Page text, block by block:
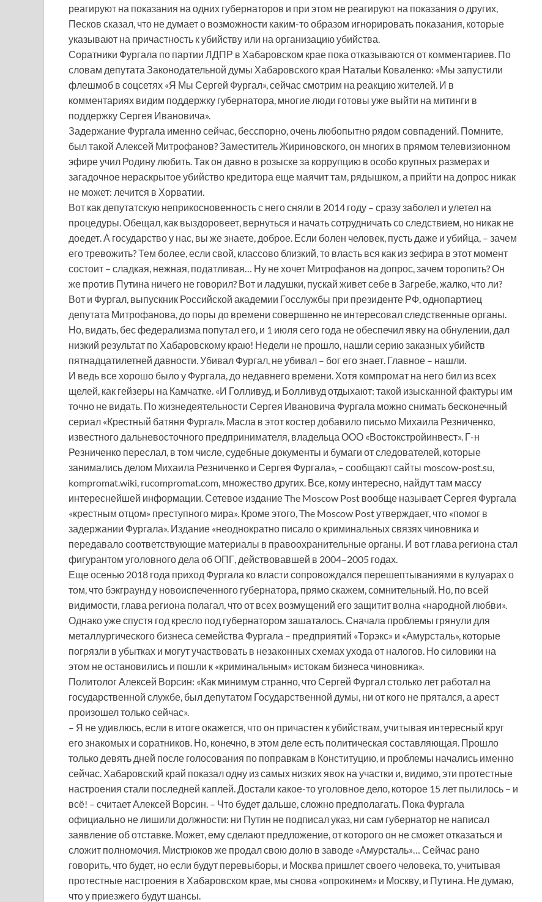
реагируют на показания на одних губернаторов и при этом не реагируют на показания о других,
Песков сказал, что не думает о возможности каким-то образом игнорировать показания, которые
указывают на причастность к убийству или на организацию убийства.
Соратники Фургала по партии ЛДПР в Хабаровском крае пока отказываются от комментариев. По
словам депутата Законодательной думы Хабаровского края Натальи Коваленко: «Мы запустили
флешмоб в соцсетях «Я Мы Сергей Фургал», сейчас смотрим на реакцию жителей. И в
комментариях видим поддержку губернатора, многие люди готовы уже выйти на митинги в
поддержку Сергея Ивановича».
Задержание Фургала именно сейчас, бесспорно, очень любопытно рядом совпадений. Помните,
был такой Алексей Митрофанов? Заместитель Жириновского, он многих в прямом телевизионном
эфире учил Родину любить. Так он давно в розыске за коррупцию в особо крупных размерах и
загадочное нераскрытое убийство кредитора еще маячит там, рядышком, а прийти на допрос никак
не может: лечится в Хорватии.
Вот как депутатскую неприкосновенность с него сняли в 2014 году – сразу заболел и улетел на
процедуры. Обещал, как выздоровеет, вернуться и начать сотрудничать со следствием, но никак не
доедет. А государство у нас, вы же знаете, доброе. Если болен человек, пусть даже и убийца, – зачем
его тревожить? Тем более, если свой, классово близкий, то власть вся как из зефира в этот момент
состоит – сладкая, нежная, податливая… Ну не хочет Митрофанов на допрос, зачем торопить? Он
же против Путина ничего не говорил? Вот и ладушки, пускай живет себе в Загребе, жалко, что ли?
Вот и Фургал, выпускник Российской академии Госслужбы при президенте РФ, однопартиец
депутата Митрофанова, до поры до времени совершенно не интересовал следственные органы.
Но, видать, бес федерализма попутал его, и 1 июля сего года не обеспечил явку на обнулении, дал
низкий результат по Хабаровскому краю! Недели не прошло, нашли серию заказных убийств
пятнадцатилетней давности. Убивал Фургал, не убивал – бог его знает. Главное – нашли.
И ведь все хорошо было у Фургала, до недавнего времени. Хотя компромат на него бил из всех
щелей, как гейзеры на Камчатке. «И Голливуд, и Болливуд отдыхают: такой изысканной фактуры им
точно не видать. По жизнедеятельности Сергея Ивановича Фургала можно снимать бесконечный
сериал «Крестный батяня Фургал». Масла в этот костер добавило письмо Михаила Резниченко,
известного дальневосточного предпринимателя, владельца ООО «Востокстройинвест». Г-н
Резниченко переслал, в том числе, судебные документы и бумаги от следователей, которые
занимались делом Михаила Резниченко и Сергея Фургала», – сообщают сайты moscow-post.su,
kompromat.wiki, rucompromat.com, множество других. Все, кому интересно, найдут там массу
интереснейшей информации. Сетевое издание The Moscow Post вообще называет Сергея Фургала
«крестным отцом» преступного мира». Кроме этого, The Moscow Post утверждает, что «помог в
задержании Фургала». Издание «неоднократно писало о криминальных связях чиновника и
передавало соответствующие материалы в правоохранительные органы. И вот глава региона стал
фигурантом уголовного дела об ОПГ, действовавшей в 2004–2005 годах.
Еще осенью 2018 года приход Фургала ко власти сопровождался перешептываниями в кулуарах о
том, что бэкграунд у новоиспеченного губернатора, прямо скажем, сомнительный. Но, по всей
видимости, глава региона полагал, что от всех возмущений его защитит волна «народной любви».
Однако уже спустя год кресло под губернатором зашаталось. Сначала проблемы грянули для
металлургического бизнеса семейства Фургала – предприятий «Торэкс» и «Амурсталь», которые
погрязли в убытках и могут участвовать в незаконных схемах ухода от налогов. Но силовики на
этом не остановились и пошли к «криминальным» истокам бизнеса чиновника».
Политолог Алексей Ворсин: «Как минимум странно, что Сергей Фургал столько лет работал на
государственной службе, был депутатом Государственной думы, ни от кого не прятался, а арест
произошел только сейчас».
– Я не удивлюсь, если в итоге окажется, что он причастен к убийствам, учитывая интересный круг
его знакомых и соратников. Но, конечно, в этом деле есть политическая составляющая. Прошло
только девять дней после голосования по поправкам в Конституцию, и проблемы начались именно
сейчас. Хабаровский край показал одну из самых низких явок на участки и, видимо, эти протестные
настроения стали последней каплей. Достали какое-то уголовное дело, которое 15 лет пылилось – и
всё! – считает Алексей Ворсин. – Что будет дальше, сложно предполагать. Пока Фургала
официально не лишили должности: ни Путин не подписал указ, ни сам губернатор не написал
заявление об отставке. Может, ему сделают предложение, от которого он не сможет отказаться и
сложит полномочия. Мистрюков же продал свою долю в заводе «Амурсталь»… Сейчас рано
говорить, что будет, но если будут перевыборы, и Москва пришлет своего человека, то, учитывая
протестные настроения в Хабаровском крае, мы снова «опрокинем» и Москву, и Путина. Не думаю,
что у приезжего будут шансы.